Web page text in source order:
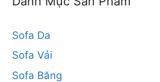
Sofa Da
Sofa Vải
Sofa Băng